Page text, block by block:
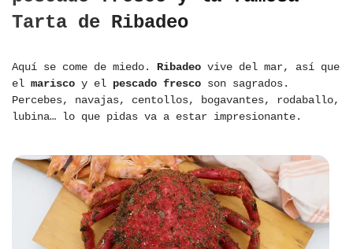
Tarta de Ribadeo
Aquí se come de miedo. Ribadeo vive del mar, así que
el marisco y el pescado fresco son sagrados.
Percebes, navajas, centollos, bogavantes, rodaballo,
lubina… lo que pidas va a estar impresionante.